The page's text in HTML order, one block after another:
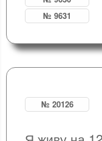
№ 9631
№ 20126